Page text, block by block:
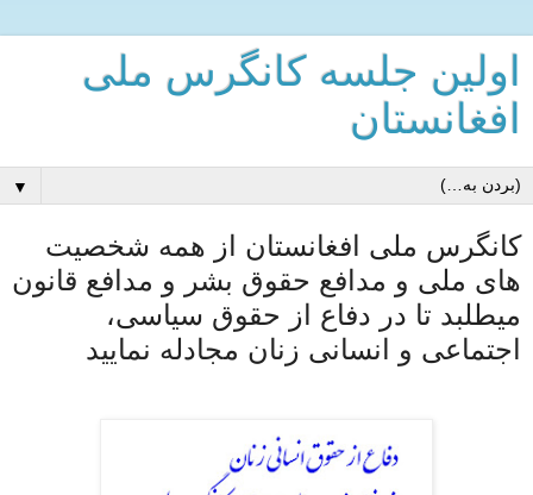
اولین جلسه کانگرس ملی
افغانستان
▼
کانگرس ملی افغانستان از همه شخصیت
های ملی و مدافع حقوق بشر و مدافع قانون
میطلبد تا در دفاع از حقوق سیاسی،
اجتماعی و انسانی زنان مجادله نمایید